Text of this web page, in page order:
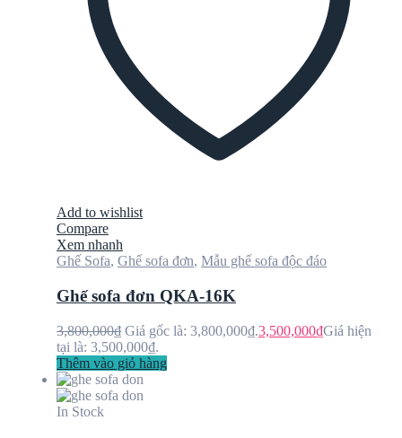
Add to wishlist
Compare
Xem nhanh
Ghế Sofa, Ghế sofa đơn, Mẫu ghế sofa độc đáo
Ghế sofa đơn QKA-16K
3,800,000₫ Giá gốc là: 3,800,000₫.3,500,000₫Giá hiện
tại là: 3,500,000₫.
Thêm vào giỏ hàng
In Stock